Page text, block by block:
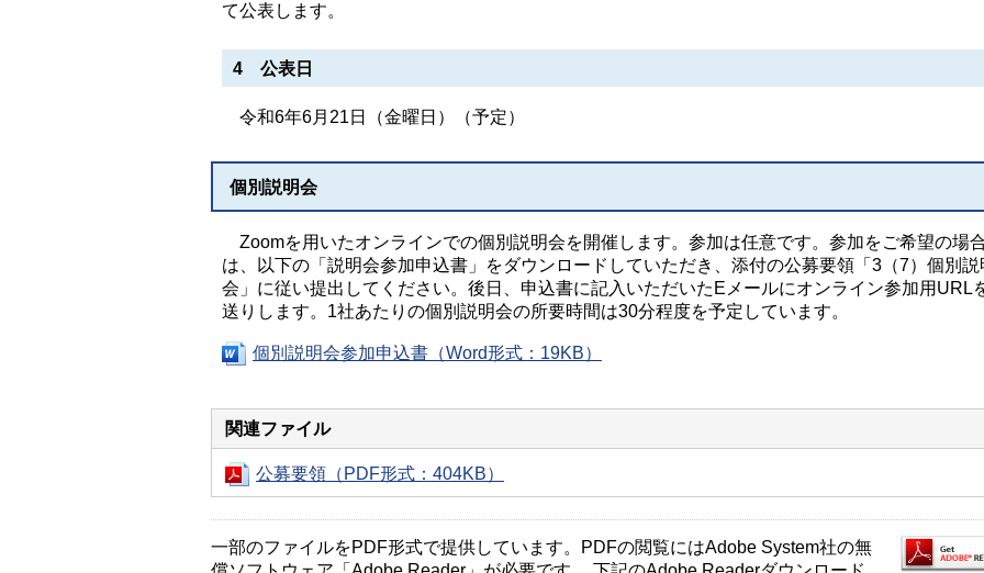
て公表します。
4 公表日
令和6年6月21日（金曜日）（予定）
個別説明会
Zoomを用いたオンラインでの個別説明会を開催します。参加は任意です。参加をご希望の場
は、以下の「説明会参加申込書」をダウンロードしていただき、添付の公募要領「3（7）個別説
会」に従い提出してください。後日、申込書に記入いただいたEメールにオンライン参加用URL
送りします。1社あたりの個別説明会の所要時間は30分程度を予定しています。
個別説明会参加申込書（Word形式：19KB）
関連ファイル
公募要領（PDF形式：404KB）
一部のファイルをPDF形式で提供しています。PDFの閲覧にはAdobe System社の無